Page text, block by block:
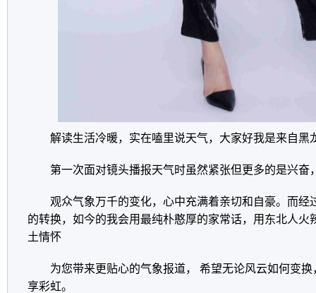
解读生活冷暖，实在嗑里说天气，大家好我是来自
第一次面对镜头播报天气时虽然紧张但更多的是兴奋
观众气象万千的变化，心中充满着亲切和自豪。而经
的转换，如今的我会用最纯朴憨厚的家常话，用东北人火
土情怀
为您带来更贴心的气象报道， 希望无论风云如何变
享彩虹。